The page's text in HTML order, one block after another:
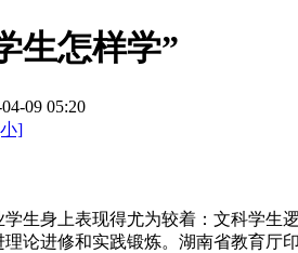
生怎样学”
09 05:20
]
身上表现得尤为较着：文科学生逻
论进修和实践锻炼。湖南省教育厅